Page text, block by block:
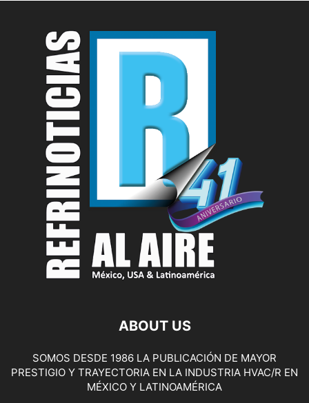
ABOUT US
SOMOS DESDE 1986 LA PUBLICACIÓN DE MAYOR
PRESTIGIO Y TRAYECTORIA EN LA INDUSTRIA HVAC/R EN
MÉXICO Y LATINOAMÉRICA